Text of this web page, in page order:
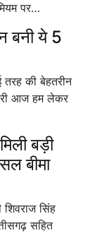
पर…
बनी ये 5
की बेहतरीन
आज हम लेकर
बड़ी
बीमा
सिंह
सहित